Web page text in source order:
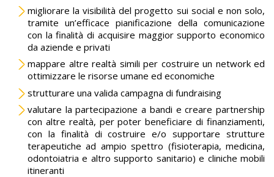
migliorare la visibilità del progetto sui social e non solo,
tramite un’efficace pianificazione della comunicazione
con la finalità di acquisire maggior supporto economico
da aziende e privati
mappare altre realtà simili per costruire un network ed
ottimizzare le risorse umane ed economiche
strutturare una valida campagna di fundraising
valutare la partecipazione a bandi e creare partnership
con altre realtà, per poter beneficiare di finanziamenti,
con la finalità di costruire e/o supportare strutture
terapeutiche ad ampio spettro (fisioterapia, medicina,
odontoiatria e altro supporto sanitario) e cliniche mobili
itineranti